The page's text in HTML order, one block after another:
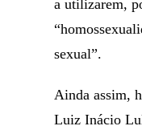
a utilizarem,
sexual”.
Ainda assim,
Luiz Inácio